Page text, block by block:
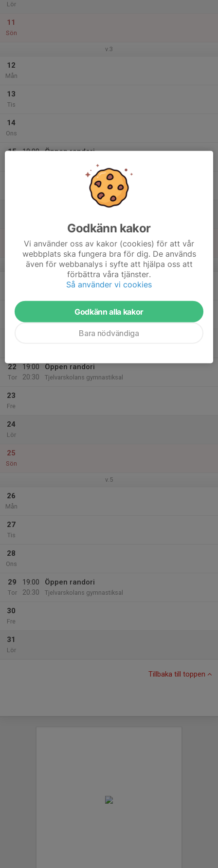
Lör
11
Sön
v.3
12
Mån
13
Tis
14
Ons
15
19:00
Öppen randori
v.4
20
22
Tor
19:00
20:30
Öppen randori
Tjelvarskolans gymnastiksal
23
Fre
24
Lör
25
Sön
v.5
26
Mån
27
Tis
28
Ons
29
Tor
19:00
20:30
Öppen randori
Tjelvarskolans gymnastiksal
30
Fre
31
Lör
Tillbaka till toppen
Godkänn kakor
Vi använder oss av kakor (cookies) för att vår
webbplats ska fungera bra för dig. De används
även för webbanalys i syfte att hjälpa oss att
förbättra våra tjänster.
Så använder vi cookies
Godkänn alla kakor
Bara nödvändiga